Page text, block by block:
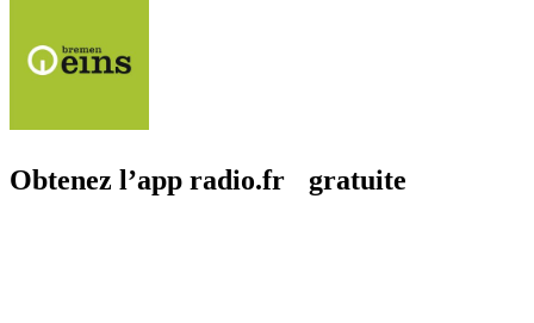
Obtenez l’app radio.fr gratuite